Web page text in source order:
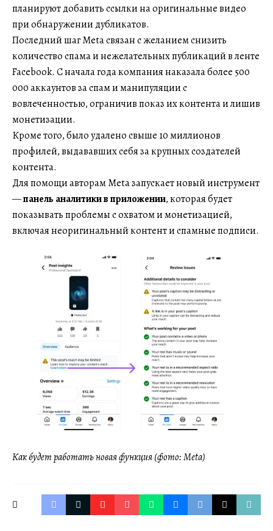
планируют добавить ссылки на оригинальные видео
при обнаружении дубликатов.
Последний шаг Meta связан с желанием снизить
количество спама и нежелательных публикаций в ленте
Facebook. С начала года компания наказала более 500
000 аккаунтов за спам и манипуляции с
вовлеченностью, ограничив показ их контента и лишив
монетизации.
Кроме того, было удалено свыше 10 миллионов
профилей, выдававших себя за крупных создателей
контента.
Для помощи авторам Meta запускает новый инструмент
—панель аналитики в приложении, которая будет
показывать проблемы с охватом и монетизацией,
включая неоригинальный контент и спамные подписи.
Как будет работать новая функция (фото: Meta)